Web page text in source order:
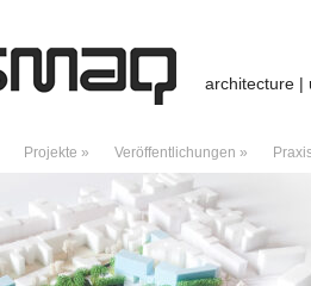
architecture |
Projekte » Veröffentlichungen »
FEBRUAR 2020
Suche »
NEUESTE BEITRÄGE